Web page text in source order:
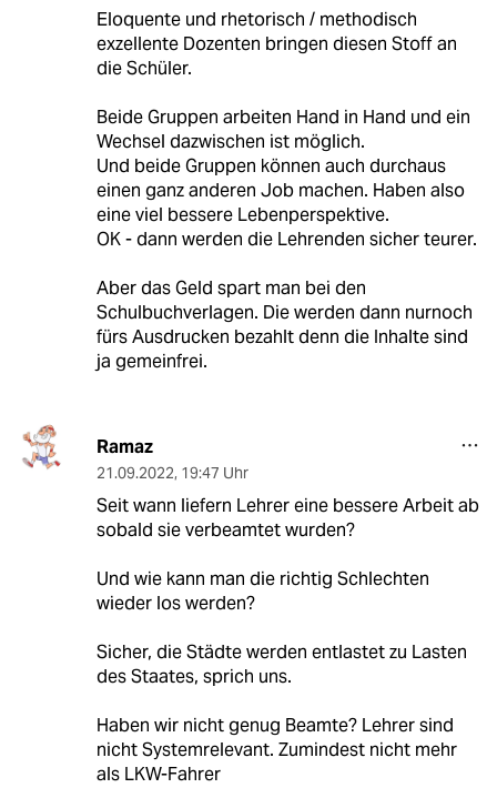
Eloquente und rhetorisch / methodisch
exzellente Dozenten bringen diesen Stoff an
die Schüler.
Beide Gruppen arbeiten Hand in Hand und ein
Wechsel dazwischen ist möglich.
Und beide Gruppen können auch durchaus
einen ganz anderen Job machen. Haben also
eine viel bessere Lebenperspektive.
OK - dann werden die Lehrenden sicher teurer.
Aber das Geld spart man bei den
Schulbuchverlagen. Die werden dann nurnoch
fürs Ausdrucken bezahlt denn die Inhalte sind
ja gemeinfrei.
Ramaz
21.09.2022, 19:47 Uhr
Seit wann liefern Lehrer eine bessere Arbeit ab
sobald sie verbeamtet wurden?
Und wie kann man die richtig Schlechten
wieder los werden?
Sicher, die Städte werden entlastet zu Lasten
des Staates, sprich uns.
Haben wir nicht genug Beamte? Lehrer sind
nicht Systemrelevant. Zumindest nicht mehr
als LKW-Fahrer